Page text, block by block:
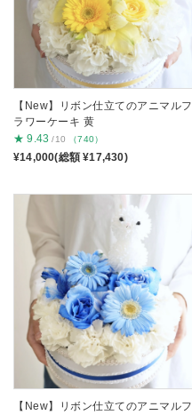
【New】リボン仕立てのアニマルフ
ラワーケーキ 黄
★ 9.43 /10 （740）
¥14,000(総額 ¥17,430)
【New】リボン仕立てのアニマルフ